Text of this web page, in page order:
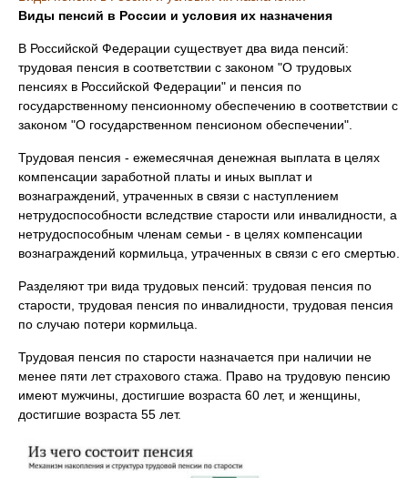
Виды пенсий в России и условия их назначения
В Российской Федерации существует два вида пенсий:
трудовая пенсия в соответствии с законом "О трудовых
пенсиях в Российской Федерации" и пенсия по
государственному пенсионному обеспечению в соответствии с
законом "О государственном пенсионом обеспечении".
Трудовая пенсия - ежемесячная денежная выплата в целях
компенсации заработной платы и иных выплат и
вознаграждений, утраченных в связи с наступлением
нетрудоспособности вследствие старости или инвалидности, а
нетрудоспособным членам семьи - в целях компенсации
вознаграждений кормильца, утраченных в связи с его смертью.
Разделяют три вида трудовых пенсий: трудовая пенсия по
старости, трудовая пенсия по инвалидности, трудовая пенсия
по случаю потери кормильца.
Трудовая пенсия по старости назначается при наличии не
менее пяти лет страхового стажа. Право на трудовую пенсию
имеют мужчины, достигшие возраста 60 лет, и женщины,
достигшие возраста 55 лет.